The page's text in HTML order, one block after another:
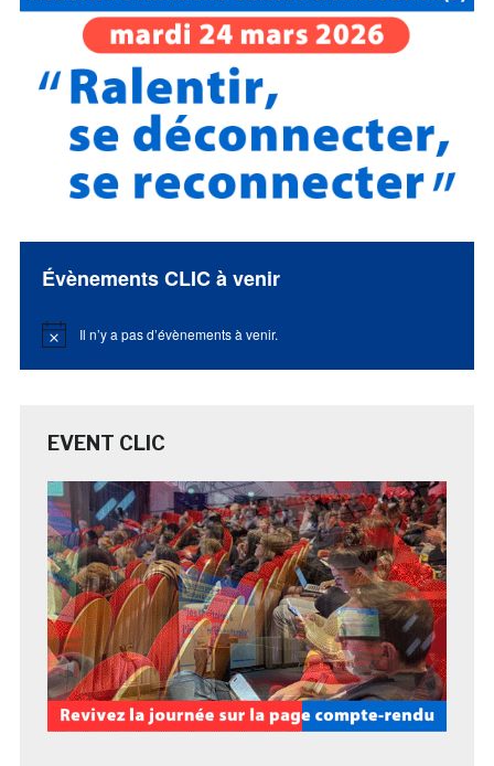
Évènements CLIC à venir
Notice Il n’y a pas d’évènements à venir.
EVENT CLIC